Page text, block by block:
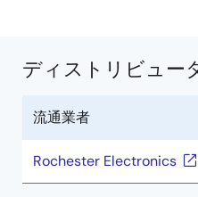
ディストリビュー
流通業者
Rochester Electronics